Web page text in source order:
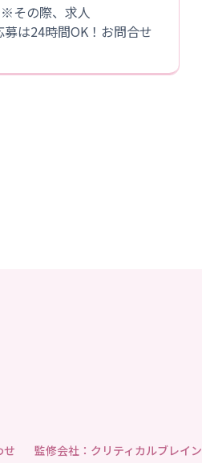
その際、求人
は24時間OK！お問合せ
せ 監修会社：クリティカルブレイン